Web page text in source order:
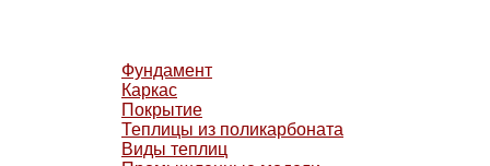
Фундамент
Каркас
Покрытие
Теплицы из поликарбоната
Виды теплиц